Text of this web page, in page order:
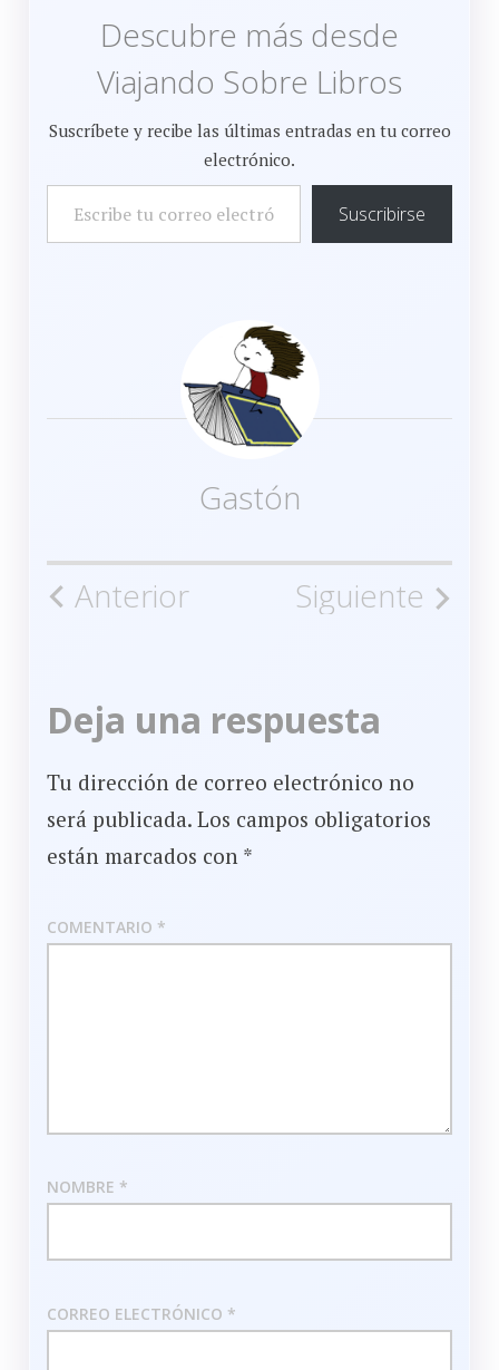
Descubre más desde
Viajando Sobre Libros
Suscríbete y recibe las últimas entradas en tu correo
electrónico.
ESCRIBE TU CORREO ELECTRÓNICO…
Suscribirse
Gastón
Navegación
la
entrada
Anterior Siguiente
Deja una respuesta
Tu dirección de correo electrónico no
será publicada. Los campos obligatorios
están marcados con *
COMENTARIO *
NOMBRE *
CORREO ELECTRÓNICO *